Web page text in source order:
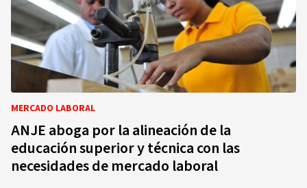
MERCADO LABORAL
ANJE aboga por la alineación de la
educación superior y técnica con las
necesidades de mercado laboral